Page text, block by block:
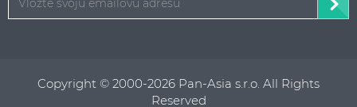
Copyright © 2000-2026 Pan-Asia s.r.o. All Rights
Reserved